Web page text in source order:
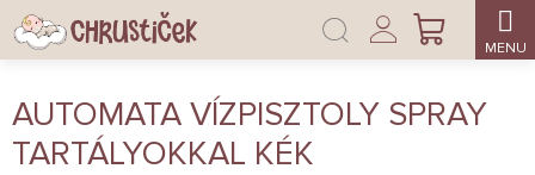
Ugrás
fő
KOSÁR
Bejelentkezés
AUTOMATA VÍZPISZTOLY SPRAY
TARTÁLYOKKAL KÉK